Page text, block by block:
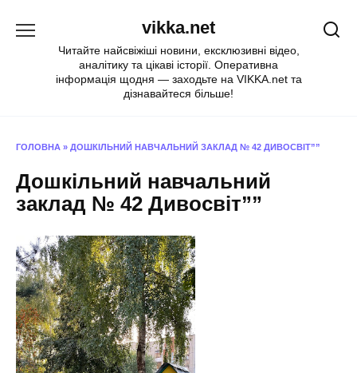
vikka.net
Читайте найсвіжіші новини, ексклюзивні відео,
аналітику та цікаві історії. Оперативна
інформація щодня — заходьте на VIKKA.net та
дізнавайтеся більше!
ГОЛОВНА » ДОШКІЛЬНИЙ НАВЧАЛЬНИЙ ЗАКЛАД № 42 ДИВОСВІТ””
Дошкільний навчальний
заклад № 42 Дивосвіт””